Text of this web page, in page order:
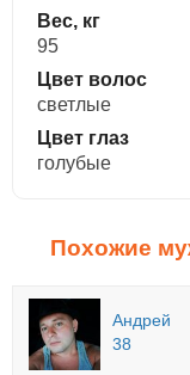
Вес, кг
95
Цвет волос
светлые
Цвет глаз
голубые
Похожие
Андрей
38